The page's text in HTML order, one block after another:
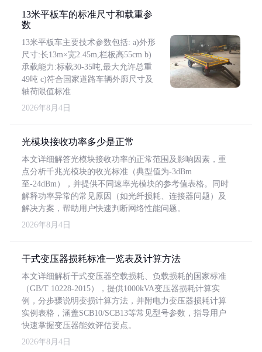
13米平板车的标准尺寸和载重参
数
13米平板车主要技术参数包括: a)外形
尺寸:长13m×宽2.45m,栏板高55cm b)
承载能力:标载30-35吨,最大允许总重
49吨 c)符合国家道路车辆外廓尺寸及
轴荷限值标准
2026年8月4日
光模块接收功率多少是正常
本文详细解答光模块接收功率的正常范围及影响因素，重
点分析千兆光模块的收光标准（典型值为-3dBm
至-24dBm），并提供不同速率光模块的参考值表格。同时
解释功率异常的常见原因（如光纤损耗、连接器问题）及
解决方案，帮助用户快速判断网络性能问题。
2026年8月4日
干式变压器损耗标准一览表及计算方法
本文详细解析干式变压器空载损耗、负载损耗的国家标准
（GB/T 10228-2015），提供1000kVA变压器损耗计算实
例，分步骤说明变损计算方法，并附电力变压器损耗计算
实例表格，涵盖SCB10/SCB13等常见型号参数，指导用户
快速掌握变压器能效评估要点。
2026年8月4日